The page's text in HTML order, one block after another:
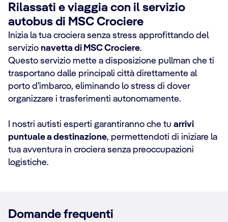
Rilassati e viaggia con il servizio
autobus di MSC Crociere
Inizia la tua crociera senza stress approfittando del
servizio navetta di MSC Crociere.
Questo servizio mette a disposizione pullman che ti
trasportano dalle principali città direttamente al
porto d’imbarco, eliminando lo stress di dover
organizzare i trasferimenti autonomamente.
I nostri autisti esperti garantiranno che tu arrivi
puntuale a destinazione, permettendoti di iniziare la
tua avventura in crociera senza preoccupazioni
logistiche.
Domande frequenti